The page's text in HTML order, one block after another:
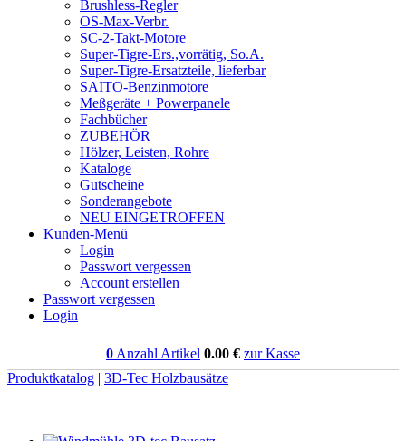
Brushless-Regler
OS-Max-Verbr.
SC-2-Takt-Motore
Super-Tigre-Ers.,vorrätig, So.A.
Super-Tigre-Ersatzteile, lieferbar
SAITO-Benzinmotore
Meßgeräte + Powerpanele
Fachbücher
ZUBEHÖR
Hölzer, Leisten, Rohre
Kataloge
Gutscheine
Sonderangebote
NEU EINGETROFFEN
Kunden-Menü
Login
Passwort vergessen
Account erstellen
Passwort vergessen
Login
0 Anzahl Artikel 0.00 € zur Kasse
Produktkatalog | 3D-Tec Holzbausätze